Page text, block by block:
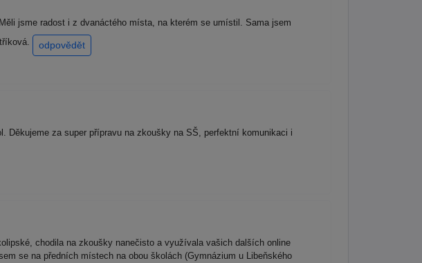
jsme radost i z dvanáctého místa, na kterém se umístil. Sama jsem
odpovědět
Děkujeme za super přípravu na zkoušky na SŠ, perfektní komunikaci i
chodila na zkoušky nanečisto a využívala vašich dalších online
se na předních místech na obou školách (Gymnázium u Libeňského